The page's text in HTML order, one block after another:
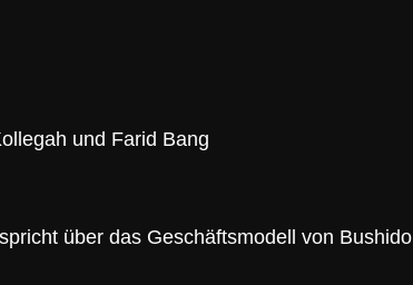
und Farid Bang
über das Geschäftsmodell von Bushido